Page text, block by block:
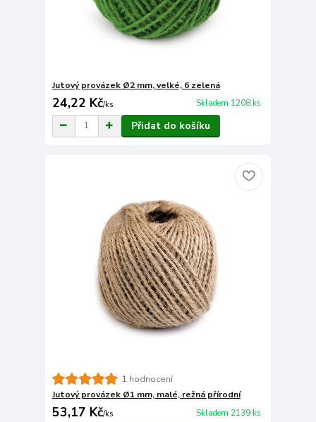
Jutový provázek Ø2 mm, velké, 6 zelená
24,22 Kč/ks Skladem 1208 ks
Přidat do košíku
1 hodnocení
Jutový provázek Ø1 mm, malé, režná přírodní
53,17 Kč/ks Skladem 2139 ks